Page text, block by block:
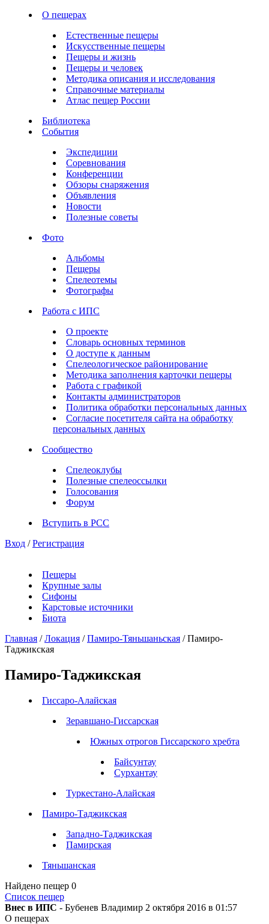
О пещерах
Естественные пещеры
Искусственные пещеры
Пещеры и жизнь
Пещеры и человек
Методика описания и исследования
Справочные материалы
Атлас пещер России
Библиотека
События
Экспедиции
Соревнования
Конференции
Обзоры снаряжения
Объявления
Новости
Полезные советы
Фото
Альбомы
Пещеры
Спелеотемы
Фотографы
Работа с ИПС
О проекте
Словарь основных терминов
О доступе к данным
Спелеологическое районирование
Методика заполнения карточки пещеры
Работа с графикой
Контакты администраторов
Политика обработки персональных данных
Согласие посетителя сайта на обработку
персональных данных
Сообщество
Спелеоклубы
Полезные спелеоссылки
Голосования
Форум
Вступить в РСС
Вход / Регистрация
Пещеры
Крупные залы
Сифоны
Карстовые источники
Биота
Главная / Локация / Памиро-Тяньшаньская / Памиро-
Таджикская
Памиро-Таджикская
Гиссаро-Алайская
Зеравшано-Гиссарская
Южных отрогов Гиссарского хребта
Байсунтау
Сурхантау
Туркестано-Алайская
Памиро-Таджикская
Западно-Таджикская
Памирская
Тяньшанская
Найдено пещер 0
Список пещер
Внес в ИПС - Бубенев Владимир 2 октября 2016 в 01:57
О пещерах